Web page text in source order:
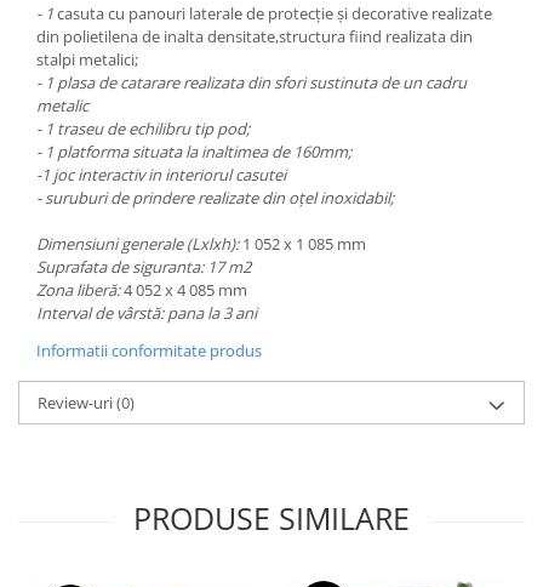
- 1casuta cu panouri laterale de protecție și decorative realizate
din polietilena de inalta densitate,structura fiind realizata din
stalpi metalici;
- 1 plasa de catarare realizata din sfori sustinuta de un cadru
metalic
- 1 traseu de echilibru tip pod;
- 1 platforma situata la inaltimea de 160mm;
-1 joc interactiv in interiorul casutei
- suruburi de prindere realizate din oțel inoxidabil;
Dimensiuni generale (Lxlxh):1 052 х 1 085 mm
Suprafata de siguranta: 17 m2
Zona liberă:4 052 х 4 085 mm
Interval de vârstă: pana la 3 ani
Informatii conformitate produs
Review-uri(0)
PRODUSE SIMILARE